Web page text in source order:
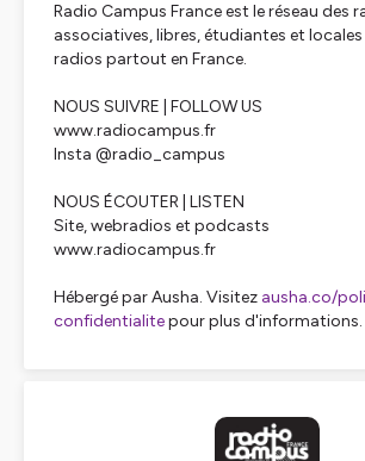
Radio Campus France est le réseau des
associatives, libres, étudiantes et
radios partout en France.
NOUS SUIVRE | FOLLOW US
www.radiocampus.fr
Insta @radio_campus
NOUS ÉCOUTER | LISTEN
Site, webradios et podcasts
www.radiocampus.fr
Hébergé par Ausha. Visitez ausha.co/
confidentialitepour plus d'informations.